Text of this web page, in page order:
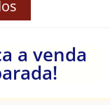
a venda